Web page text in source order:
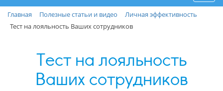
Главная
Полезные статьи и видео
Личная эффективность
Тест на лояльность Ваших сотрудников
Тест на лояльность
Ваших сотрудников